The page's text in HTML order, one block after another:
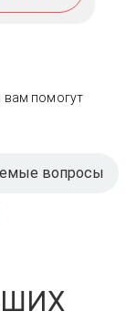
вам помогут
вопросы